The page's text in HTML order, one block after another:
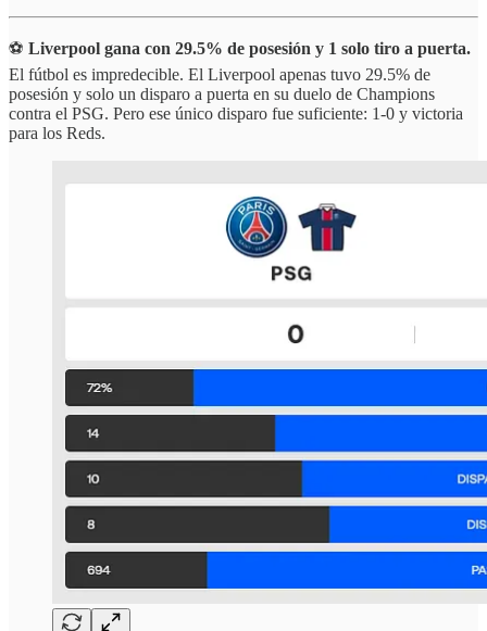
⚽ Liverpool gana con 29.5% de posesión y 1 solo tiro a puerta.
El fútbol es impredecible. El Liverpool apenas tuvo 29.5% de
posesión y solo un disparo a puerta en su duelo de Champions
contra el PSG. Pero ese único disparo fue suficiente: 1-0 y victoria
para los Reds.